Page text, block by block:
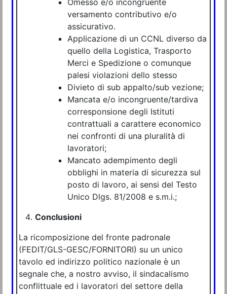
versamento contributivo e/o
assicurativo.
Applicazione di un CCNL diverso da
quello della Logistica, Trasporto
Merci e Spedizione o comunque
palesi violazioni dello stesso
Divieto di sub appalto/sub vezione;
Mancata e/o incongruente/tardiva
corresponsione degli Istituti
contrattuali a carattere economico
nei confronti di una pluralità di
lavoratori;
Mancato adempimento degli
obblighi in materia di sicurezza sul
posto di lavoro, ai sensi del Testo
Unico Dlgs. 81/2008 e s.m.i.;
Conclusioni
La ricomposizione del fronte padronale
(FEDIT/GLS-GESC/FORNITORI) su un unico
tavolo ed indirizzo politico nazionale è un
segnale che, a nostro avviso, il sindacalismo
conflittuale ed i lavoratori del settore della